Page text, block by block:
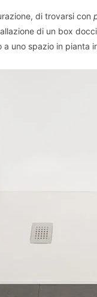
di trovarsi con
di un box
uno spazio in pianta